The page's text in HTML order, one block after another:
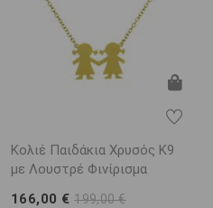
Κολιέ Παιδάκια Χρυσός Κ9
με Λουστρέ Φινίρισμα
166,00 €199,00 €